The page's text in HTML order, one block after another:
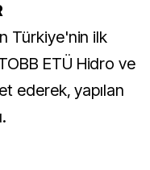
Türkiye'nin ilk
ETÜ Hidro ve
ederek, yapılan